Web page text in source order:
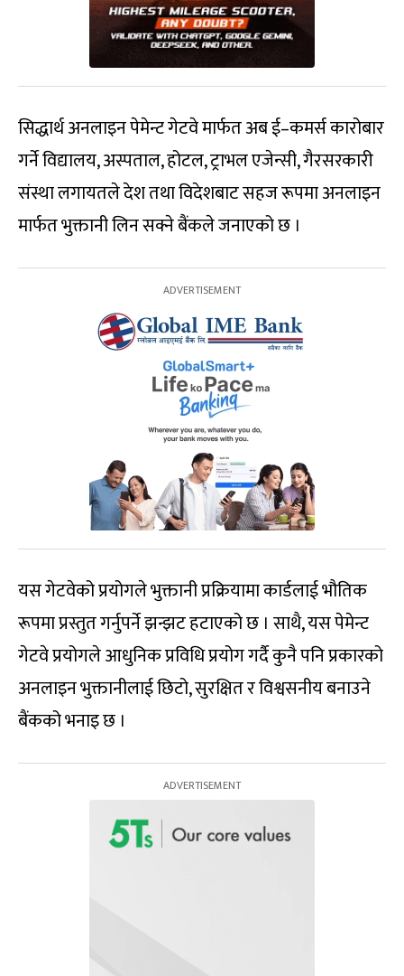
सिद्धार्थ अनलाइन पेमेन्ट गेटवे मार्फत अब ई–कमर्स कारोबार
गर्ने विद्यालय, अस्पताल, होटल, ट्राभल एजेन्सी, गैरसरकारी
संस्था लगायतले देश तथा विदेशबाट सहज रूपमा अनलाइन
मार्फत भुक्तानी लिन सक्ने बैंकले जनाएको छ ।
यस गेटवेको प्रयोगले भुक्तानी प्रक्रियामा कार्डलाई भौतिक
रूपमा प्रस्तुत गर्नुपर्ने झन्झट हटाएको छ । साथै, यस पेमेन्ट
गेटवे प्रयोगले आधुनिक प्रविधि प्रयोग गर्दै कुनै पनि प्रकारको
अनलाइन भुक्तानीलाई छिटो, सुरक्षित र विश्वसनीय बनाउने
बैंकको भनाइ छ ।